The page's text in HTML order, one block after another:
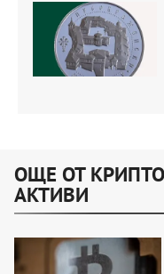
ОЩЕ ОТ
АКТИВИ